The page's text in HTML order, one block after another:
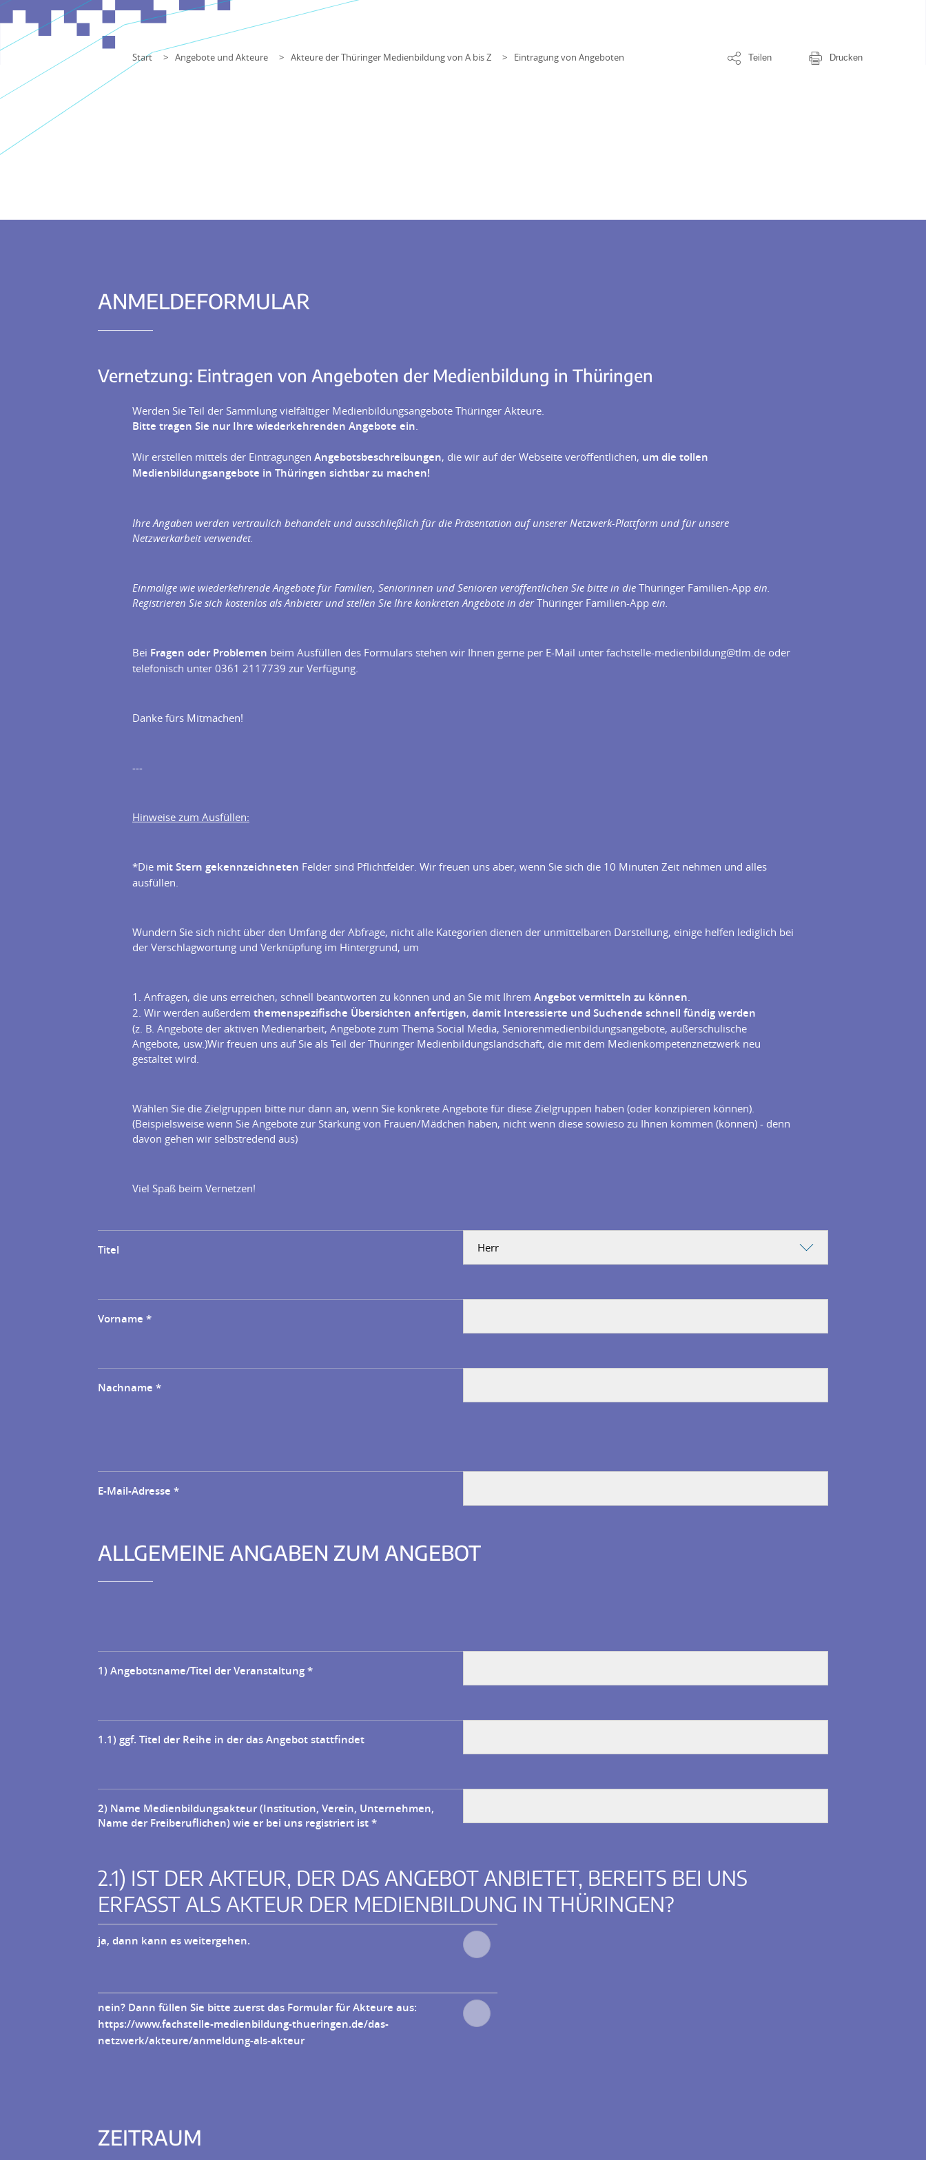
Start Angebote und Akteure Akteure der Thüringer Medienbildung von A bis Z Eintragung von Angeboten Teilen Drucken
ANMELDEFORMULAR
Vernetzung: Eintragen von Angeboten der Medienbildung in Thüringen
Werden Sie Teil der Sammlung vielfältiger Medienbildungsangebote Thüringer Akteure.
Bitte tragen Sie nur Ihre wiederkehrenden Angebote ein
Wir erstellen mittels der Eintragungen Angebotsbeschreibungen, die wir auf der Webseite veröffentlichen, um die tollen
Medienbildungsangebote in Thüringen sichtbar zu machen!
Ihre Angaben werden vertraulich behandelt und ausschließlich für die Präsentation auf unserer Netzwerk-Plattform und für unsere
Netzwerkarbeit verwendet.
Einmalige wie wiederkehrende Angebote für Familien, Seniorinnen und Senioren veröffentlichen Sie bitte in die Thüringer Familien-App ein.
Registrieren Sie sich kostenlos als Anbieter und stellen Sie Ihre konkreten Angebote in derThüringer Familien-App ein.
Bei Fragen oder Problemen beim Ausfüllen des Formulars stehen wir Ihnen gerne per E-Mail unter fachstelle-medienbildung@tlm.de oder
telefonisch unter 0361 2117739 zur Verfügung.
Danke fürs Mitmachen!
---
Hinweise zum Ausfüllen:
*Die mit Stern gekennzeichneten Felder sind Pflichtfelder. Wir freuen uns aber, wenn Sie sich die 10 Minuten Zeit nehmen und alles
ausfüllen.
Wundern Sie sich nicht über den Umfang der Abfrage, nicht alle Kategorien dienen der unmittelbaren Darstellung, einige helfen lediglich bei
der Verschlagwortung und Verknüpfung im Hintergrund, um
1. Anfragen, die uns erreichen, schnell beantworten zu können und an Sie mit Ihrem Angebot vermitteln zu können
2. Wir werden außerdem themenspezifische Übersichten anfertigen, damit Interessierte und Suchende schnell fündig werden
(z. B. Angebote der aktiven Medienarbeit, Angebote zum Thema Social Media, Seniorenmedienbildungsangebote, außerschulische
Angebote, usw.)Wir freuen uns auf Sie als Teil der Thüringer Medienbildungslandschaft, die mit dem Medienkompetenznetzwerk neu
gestaltet wird.
Wählen Sie die Zielgruppen bitte nur dann an, wenn Sie konkrete Angebote für diese Zielgruppen haben (oder konzipieren können).
(Beispielsweise wenn Sie Angebote zur Stärkung von Frauen/Mädchen haben, nicht wenn diese sowieso zu Ihnen kommen (können) - denn
davon gehen wir selbstredend aus)
Viel Spaß beim Vernetzen!
Titel
Vorname *
Nachname *
E-Mail-Adresse *
ALLGEMEINE ANGABEN ZUM ANGEBOT
1) Angebotsname/Titel der Veranstaltung*
1.1) ggf. Titel der Reihe in der das Angebot stattfindet
2) Name Medienbildungsakteur (Institution, Verein, Unternehmen,
Name der Freiberuflichen) wie er bei uns registriert ist*
2.1) IST DER AKTEUR, DER DAS ANGEBOT ANBIETET, BEREITS BEI UNS
ERFASST ALS AKTEUR DER MEDIENBILDUNG IN THÜRINGEN?
ja, dann kann es weitergehen.
nein? Dann füllen Sie bitte zuerst das Formular für Akteure aus:
https://www.fachstelle-medienbildung-thueringen.de/das-
netzwerk/akteure/anmeldung-als-akteur
ZEITRAUM